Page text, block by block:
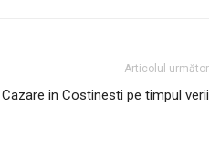
Articolul următor
Cazare in Costinesti pe timpul verii